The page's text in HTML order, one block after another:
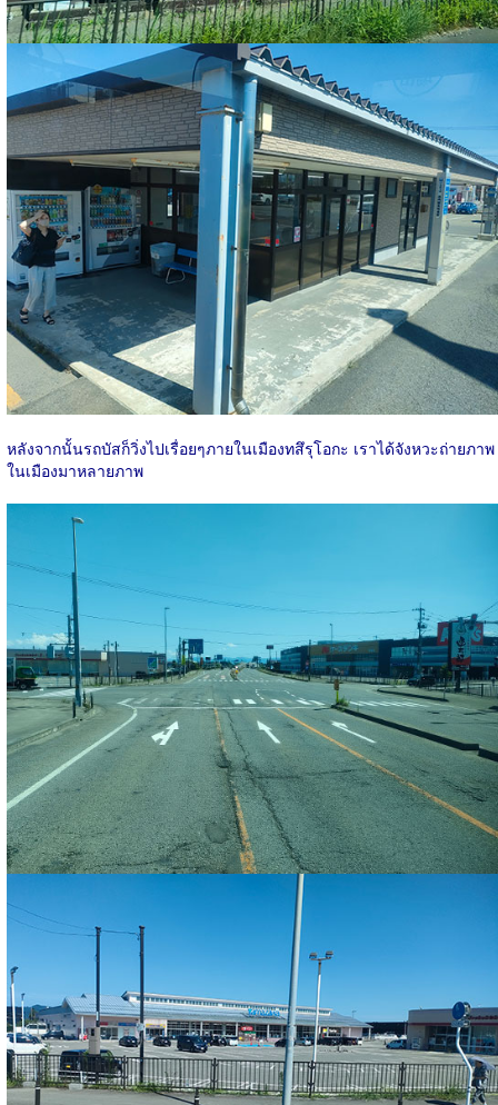
หลังจากนั้นรถบัสก็วิ่งไปเรื่อยๆภายในเมืองทสึรุโอกะ เราได้จังหวะถ่ายภาพ
ในเมืองมาหลายภาพ